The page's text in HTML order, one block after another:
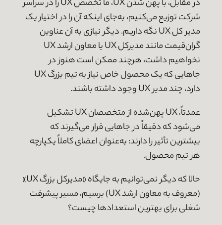
در مقابل، با پهن شدن UX، ما تخصص UX را در سراسر
شرکت توزیع می‌کنیم، به‌جای اینکه آن را در اختیار یک
مدیر کل UX نگه داریم. دیگر نیازی به آن عناوین
گران‌قیمت مانند مدیرکل UX یا معاون ارشد UX
نخواهیم داشت، هرچند ممکن است هنوز در
جاهایی که یک محصول خاص نیاز به تیم بزرگ UX
دارد، چند مدیر UX وجود داشته باشند.
عمدتاً، UX پهن‌شده از متخصصان UX تشکیل
می‌شود که دقیقاً در جاهایی قرار می‌گیرند که
بیشترین تأثیر را دارند: به‌عنوان اعضای کاملاً یکپارچه
هر تیم محصول.
حالا که دیگر نمی‌توانیم به جایگاه «مدیرکل بزرگ UX»
(معروف به معاون ارشد UX) برسیم، مسیر پیشرفت
شغلی برای بهترین استعدادها چیست؟